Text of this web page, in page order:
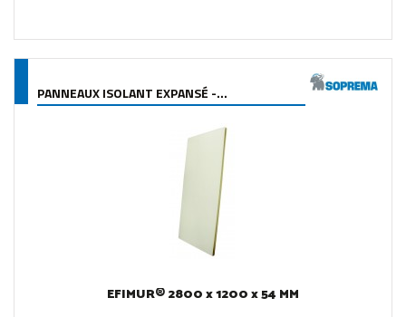
PANNEAUX ISOLANT EXPANSÉ -...
EFIMUR® 2800 x 1200 x 54 MM